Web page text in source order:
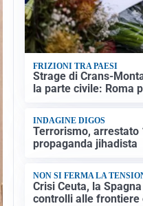
FRIZIONI TRA PAESI
Strage di Crans-
la parte civile: Roma
INDAGINE DIGOS
Terrorismo, arrestato
propaganda jihadista
NON SI FERMA LA
Crisi Ceuta, la
controlli alle frontiere